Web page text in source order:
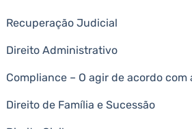
Recuperação Judicial
Direito Administrativo
Compliance – O agir de acordo com
Direito de Família e Sucessão